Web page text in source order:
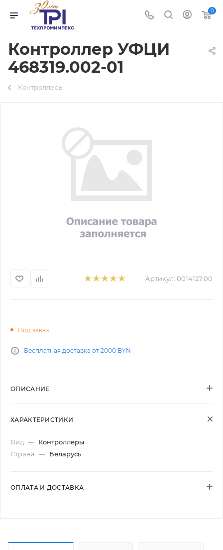
0
Контроллер УФЦИ
468319.002-01
Контроллеры
Артикул: 0014127.00
Под заказ
Бесплатная доставка от 2000 BYN
ОПИСАНИЕ
ХАРАКТЕРИСТИКИ
Вид — Контроллеры
Страна — Беларусь
ОПЛАТА И ДОСТАВКА